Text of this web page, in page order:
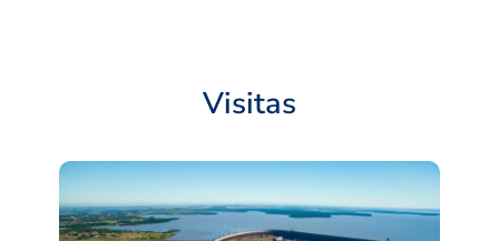
Visitas